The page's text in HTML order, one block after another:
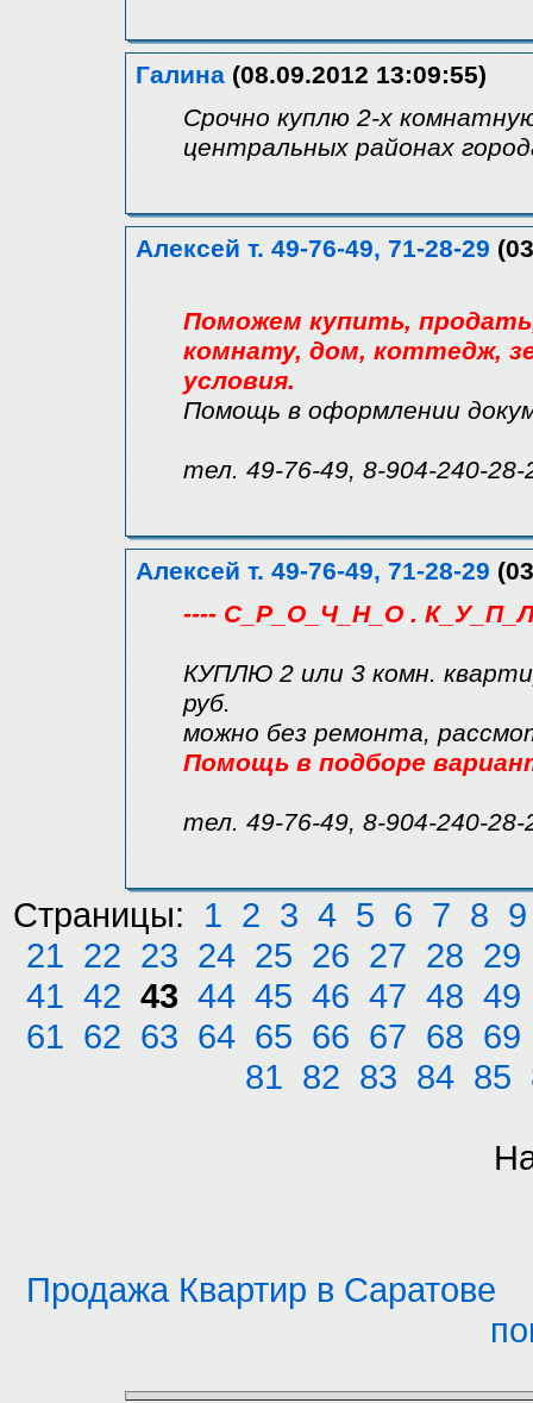
Галина (08.09.2012 13:09:55)
Срочно куплю 2-х
центральных районах
Алексей т. 49-76-49, 71-28-29
Поможем купить,
комнату, дом, коттедж,
условия.
Помощь в оформлении
тел. 49-76-49, 8-904-240-28-
Алексей т. 49-76-49, 71-28-29
---- С_Р_О_Ч_Н_О .
КУПЛЮ 2 или 3 комн.
руб.
можно без ремонта,
Помощь в подборе
тел. 49-76-49, 8-904-240-28-
Страницы: 1 2 3 4 5 6 7 8 9
21 22 23 24 25 26 27 28 29
41 42 43 44 45 46 47 48 49
61 62 63 64 65 66 67 68 69
81 82 83 84 85
Продажа Квартир в Саратове